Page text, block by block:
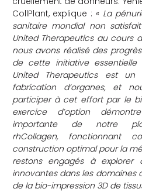
CollPlant, explique : « La
sanitaire mondial non
United Therapeutics au cours
nous avons réalisé des
de cette initiative essentielle
United Therapeutics est
fabrication d’organes, et
participer à cet effort par le
exercice d’option
importante de notre
rhCollagen, fonctionnant
construction optimal pour la
restons engagés à explorer
innovantes dans les domaines
de la bio-impression 3D de